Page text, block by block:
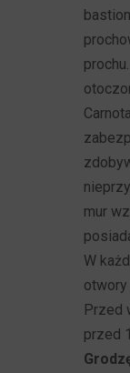
mur
W
Przed
przed